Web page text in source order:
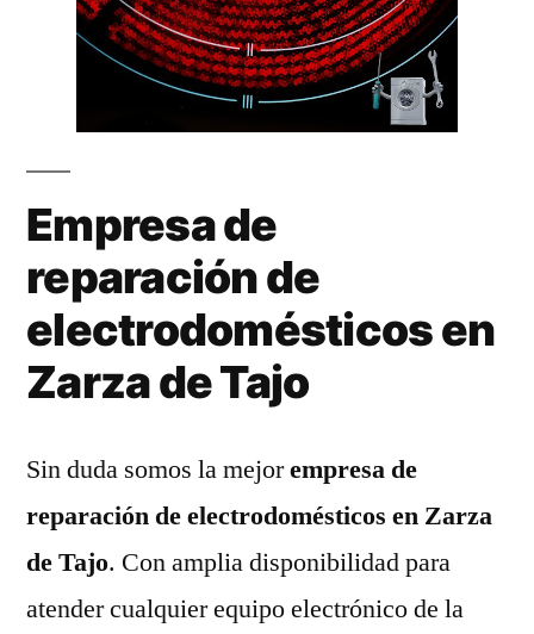
Empresa de
reparación de
electrodomésticos en
Zarza de Tajo
Sin duda somos la mejorempresa de
reparación de electrodomésticos en Zarza
de Tajo. Con amplia disponibilidad para
atender cualquier equipo electrónico de la